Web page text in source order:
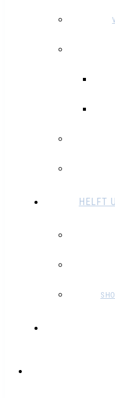
HELFT